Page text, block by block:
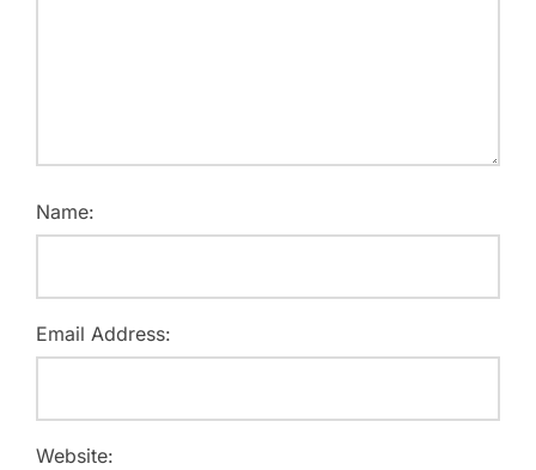
Name:
Email Address:
Website: